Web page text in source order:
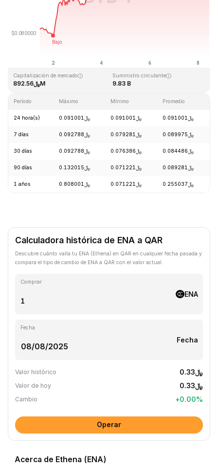
Última actualización: 2026-08-08, 11:15 GMT+0
Capitalización de mercado
﷼892.56M
Suministro circulante
9.83 B
Período Máximo Mínimo Promedio
24 hora(s) ﷼0.091001 ﷼0.091001 ﷼0.091001
7 días ﷼0.092788 ﷼0.079281 ﷼0.089975
30 días ﷼0.092788 ﷼0.076386 ﷼0.084486
90 días ﷼0.132015 ﷼0.071221 ﷼0.089281
1 años ﷼0.808001 ﷼0.071221 ﷼0.255037
Calculadora histórica de ENA a QAR
Descubre cuánto valía tu ENA (Ethena) en QAR en cualquier fecha pasada y
compara el tipo de cambio de ENA a QAR con el valor actual.
Comprar
ENA
Fecha
Fecha
Valor histórico ﷼0.33
Valor de hoy ﷼0.33
Cambio +0.00%
Operar
Acerca de Ethena (ENA)